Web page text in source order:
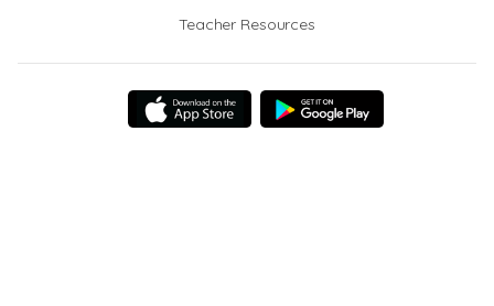
Teacher Resources